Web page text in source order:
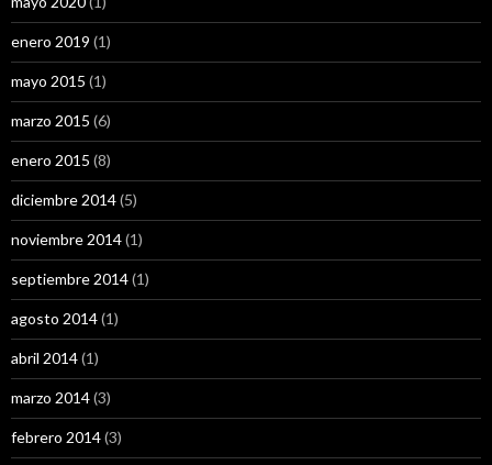
enero 2019 (1)
mayo 2015 (1)
marzo 2015 (6)
enero 2015 (8)
diciembre 2014(5)
noviembre 2014(1)
septiembre 2014(1)
agosto 2014(1)
abril 2014(1)
marzo 2014(3)
febrero 2014(3)